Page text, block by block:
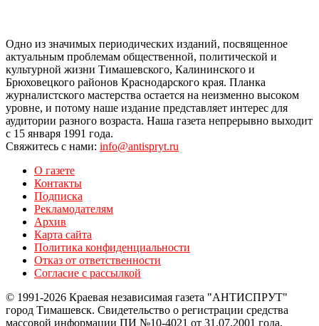
Одно из значимых периодических изданий, посвященное
актуальным проблемам общественной, политической и
культурной жизни Тимашевского, Калининского и
Брюховецкого районов Краснодарского края. Планка
журналистского мастерства остается на неизменно высоком
уровне, и потому наше издание представляет интерес для
аудитории разного возраста. Наша газета непрерывно выходит
с 15 января 1991 года.
Свяжитесь с нами: info@antispryt.ru
О газете
Контакты
Подписка
Рекламодателям
Архив
Карта сайта
Политика конфиденциальности
Отказ от ответственности
Согласие с рассылкой
© 1991-2026 Краевая независимая газета "АНТИСПРУТ"
город Тимашевск. Свидетельство о регистрации средства
массовой информации ПИ №10-4021 от 31.07.2001 года.